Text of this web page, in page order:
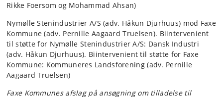
Rikke Foersom og Mohammad Ahsan)
Nymølle Stenindustrier A/S (adv. Håkun Djurhuus) mod Faxe
Kommune (adv. Pernille Aagaard Truelsen). Biintervenient
til støtte for Nymølle Stenindustrier A/S: Dansk Industri
(adv. Håkun Djurhuus). Biintervenient til støtte for Faxe
Kommune: Kommuneres Landsforening (adv. Pernille
Aagaard Truelsen)
Faxe Kommunes afslag på ansøgning om tilladelse til